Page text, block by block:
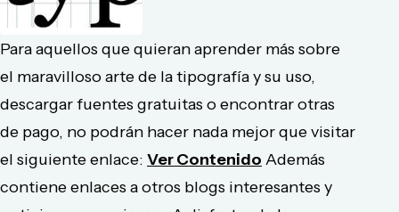
Para aquellos que quieran aprender más sobre
el maravilloso arte de la tipografía y su uso,
descargar fuentes gratuitas o encontrar otras
de pago, no podrán hacer nada mejor que visitar
el siguiente enlace: Ver Contenido Además
contiene enlaces a otros blogs interesantes y